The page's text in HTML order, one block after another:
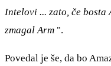
Intelovi ... zato, če
zmagal Arm ".
Povedal je še, da bo